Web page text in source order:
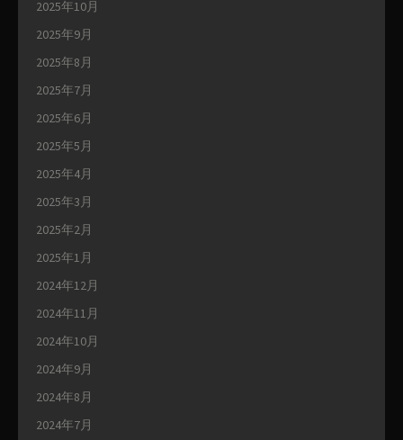
2025年10月
2025年9月
2025年8月
2025年7月
2025年6月
2025年5月
2025年4月
2025年3月
2025年2月
2025年1月
2024年12月
2024年11月
2024年10月
2024年9月
2024年8月
2024年7月